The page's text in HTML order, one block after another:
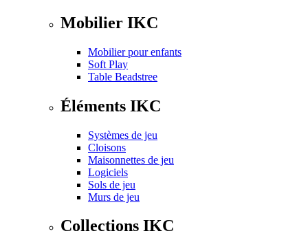
Mobilier IKC
Mobilier pour enfants
Soft Play
Table Beadstree
Éléments IKC
Systèmes de jeu
Cloisons
Maisonnettes de jeu
Logiciels
Sols de jeu
Murs de jeu
Collections IKC